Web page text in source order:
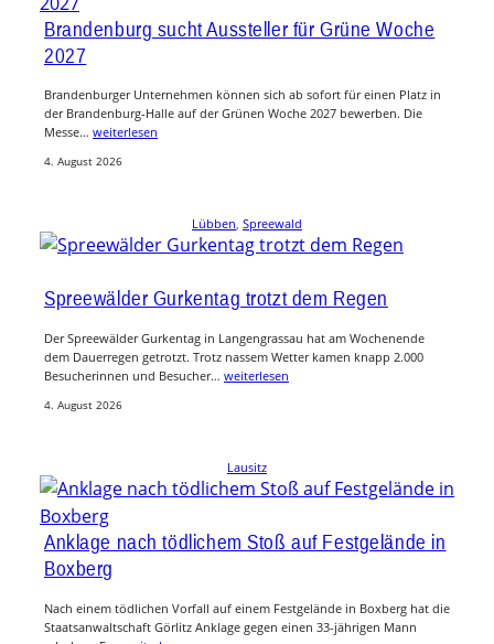
Brandenburg sucht Aussteller für Grüne Woche
2027
Brandenburger Unternehmen können sich ab sofort für einen Platz in
der Brandenburg-Halle auf der Grünen Woche 2027 bewerben. Die
Messe… weiterlesen
4. August 2026
Lübben, Spreewald
Spreewälder Gurkentag trotzt dem Regen
Der Spreewälder Gurkentag in Langengrassau hat am Wochenende
dem Dauerregen getrotzt. Trotz nassem Wetter kamen knapp 2.000
Besucherinnen und Besucher… weiterlesen
4. August 2026
Lausitz
Anklage nach tödlichem Stoß auf Festgelände in
Boxberg
Nach einem tödlichen Vorfall auf einem Festgelände in Boxberg hat die
Staatsanwaltschaft Görlitz Anklage gegen einen 33-jährigen Mann